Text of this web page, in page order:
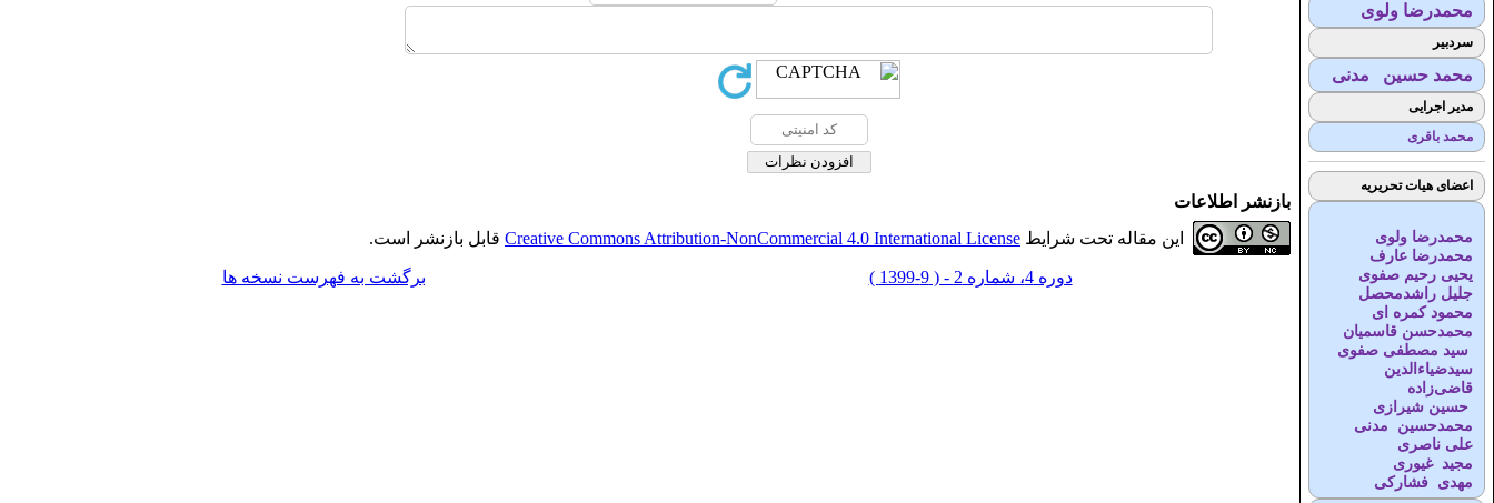
محمدرضا ولوی
سردبیر
محمد حسین مدنی
مدیر اجرایی
محمد باقری
اعضای هیات تحریریه
محمدرضا ولوی
محمدرضا عارف
یحیی رحیم صفوی
جلیل راشدمحصل
محمود کمره ای
محمدحسن قاسمیان
سید مصطفی صفوی
سیدضیاء‌الدین
قاضی‌زاده
حسین شیرازی
محمدحسین مدنی
علی ناصری
مجید غیوری
مهدی فشارکی
بازنشر اطلاعات
این مقاله تحت شرایط Creative Commons Attribution-NonCommercial 4.0 International License قابل بازنشر است.
دوره 4، شماره 2 - ( 9-1399 ) برگشت به فهرست نسخه ها